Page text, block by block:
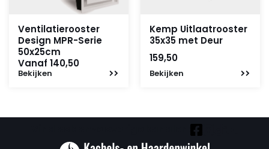
Ventilatierooster
Design MPR-Serie
50x25cm
Vanaf 140,50
Bekijken
Kemp Uitlaatrooster
35x35 met Deur
159,50
Bekijken